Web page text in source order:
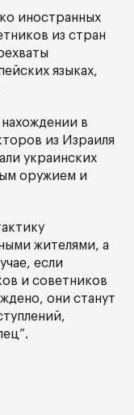
иностранных
из стран
языках,
в
из Израиля
украинских
оружием и
жителями, а
если
и советников
они станут